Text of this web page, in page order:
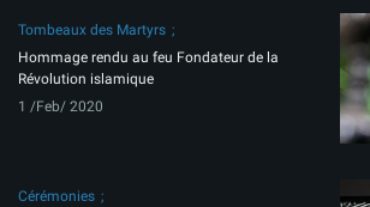
Tombeaux des Martyrs
Hommage rendu au feu Fondateur de la
Révolution islamique
1 /Feb/ 2020
Cérémonies